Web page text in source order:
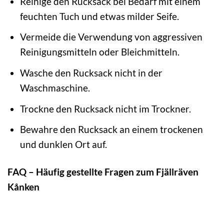
feuchten Tuch und etwas milder Seife.
Vermeide die Verwendung von aggressiven
Reinigungsmitteln oder Bleichmitteln.
Wasche den Rucksack nicht in der
Waschmaschine.
Trockne den Rucksack nicht im Trockner.
Bewahre den Rucksack an einem trockenen
und dunklen Ort auf.
FAQ – Häufig gestellte Fragen zum Fjällräven
Kånken